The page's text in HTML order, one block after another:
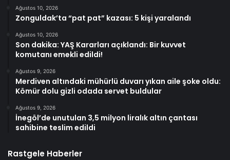
Ağustos 10, 2026
Zonguldak’ta “pat pat” kazası: 5 kişi yaralandı
Ağustos 10, 2026
Son dakika: YAŞ Kararları açıklandı: Bir kuvvet
komutanı emekli edildi!
Ağustos 9, 2026
Merdiven altındaki mühürlü duvarı yıkan aile şoke oldu:
Kömür dolu gizli odada servet buldular
Ağustos 9, 2026
İnegöl’de unutulan 3,5 milyon liralık altın çantası
sahibine teslim edildi
Rastgele Haberler